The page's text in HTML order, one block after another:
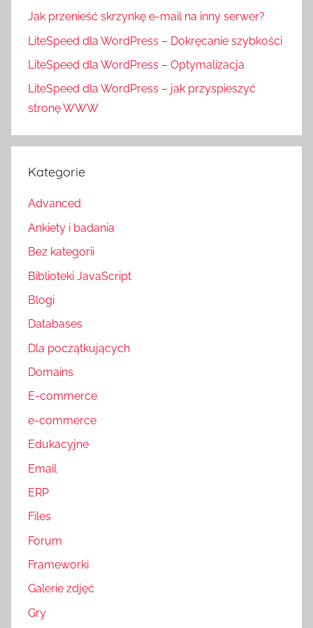
Jak przenieść skrzynkę e-mail na inny serwer?
LiteSpeed dla WordPress – Dokręcanie szybkości
LiteSpeed dla WordPress – Optymalizacja
LiteSpeed dla WordPress – jak przyspieszyć
stronę WWW
Kategorie
Advanced
Ankiety i badania
Bez kategorii
Biblioteki JavaScript
Blogi
Databases
Dla początkujących
Domains
E-commerce
e-commerce
Edukacyjne
Email
ERP
Files
Forum
Frameworki
Galerie zdjęć
Gry